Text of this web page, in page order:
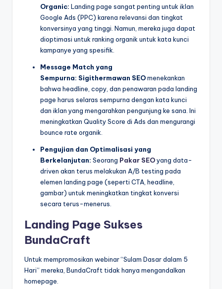
Organic: Landing page sangat penting untuk iklan
Google Ads (PPC) karena relevansi dan tingkat
konversinya yang tinggi. Namun, mereka juga dapat
dioptimasi untuk ranking organik untuk kata kunci
kampanye yang spesifik.
Message Match yang
Sempurna: Sigithermawan SEOmenekankan
bahwa headline, copy, dan penawaran pada landing
page harus selaras sempurna dengan kata kunci
dan iklan yang mengarahkan pengunjung ke sana. Ini
meningkatkan Quality Score di Ads dan mengurangi
bounce rate organik.
Pengujian dan Optimalisasi yang
Berkelanjutan: Seorang Pakar SEOyang data-
driven akan terus melakukan A/B testing pada
elemen landing page (seperti CTA, headline,
gambar) untuk meningkatkan tingkat konversi
secara terus-menerus.
Landing Page Sukses
BundaCraft
Untuk mempromosikan webinar “Sulam Dasar dalam 5
Hari” mereka, BundaCraft tidak hanya mengandalkan
homepage.